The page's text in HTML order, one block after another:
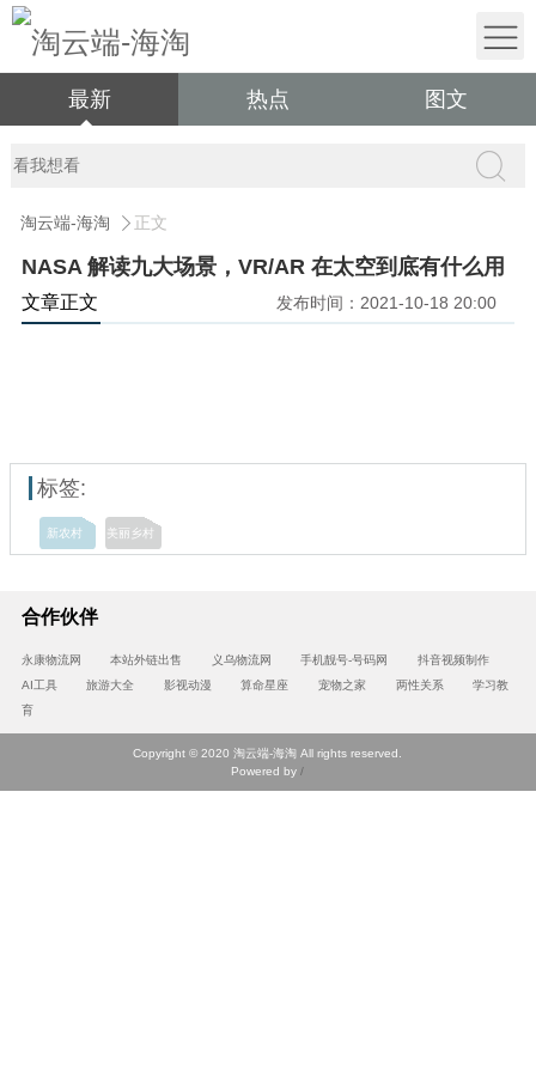
最新 热点 图文
淘云端-海淘 正文
NASA 解读九大场景，VR/AR 在太空到底有什么用
文章正文 发布时间：2021-10-18 20:00
标签:
新农村 美丽乡村
合作伙伴
永康物流网 本站外链出售 义乌物流网 手机靓号-号码网
抖音视频制作
AI工具
旅游大全 影视动漫 算命星座 宠物之家 两性关系
学习教
育
Copyright © 2020 淘云端-海淘 All rights reserved.
Powered by/